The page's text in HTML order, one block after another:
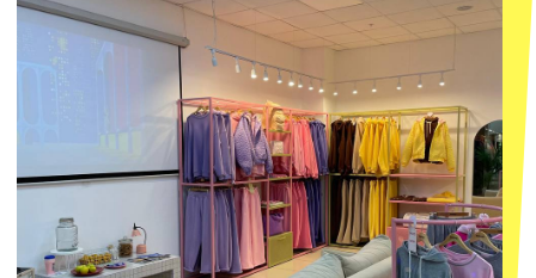
+7 (932) 602-41-15
с 10-00 до 22-00
ПОДПИСАТЬСЯ
СЕКРЕТНЫЕ ПРОМОКОДЫ, ПРИГЛАШЕНИЯ
НА МЕРОПРИЯТИЯ И АНОНСЫ НОВИНОК